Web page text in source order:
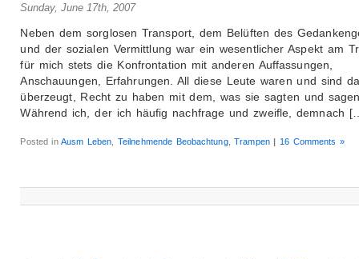
Sunday, June 17th, 2007
Neben dem sorglosen Transport, dem Belüften des
und der sozialen Vermittlung war ein wesentlicher Aspekt am
für mich stets die Konfrontation mit anderen Auffassungen,
Anschauungen, Erfahrungen. All diese Leute waren und sind
überzeugt, Recht zu haben mit dem, was sie sagten und
Während ich, der ich häufig nachfrage und zweifle, demnach
Posted inAusm Leben Teilnehmende Beobachtung,Trampen | 16 Comments »